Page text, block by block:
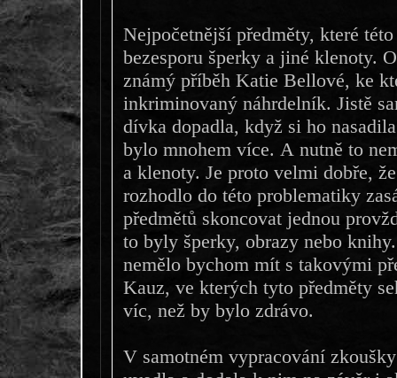
Nejpočetnější předměty, které
bezesporu šperky a jiné klenoty.
známý příběh Katie Bellové, ke
inkriminovaný náhrdelník. Jistě
dívka dopadla, když si ho
bylo mnohem více. A nutně to
a klenoty. Je proto velmi dobře,
rozhodlo do této problematiky
předmětů skoncovat jednou
to byly šperky, obrazy nebo
nemělo bychom mít s takovými
Kauz, ve kterých tyto předměty
víc, než by bylo zdrávo.
V samotném vypracování